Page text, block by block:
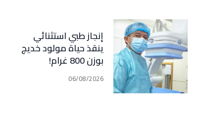
إنجاز طبي استثنائي
ينقذ حياة مولود خديج
بوزن 800 غرام!
06/08/2026